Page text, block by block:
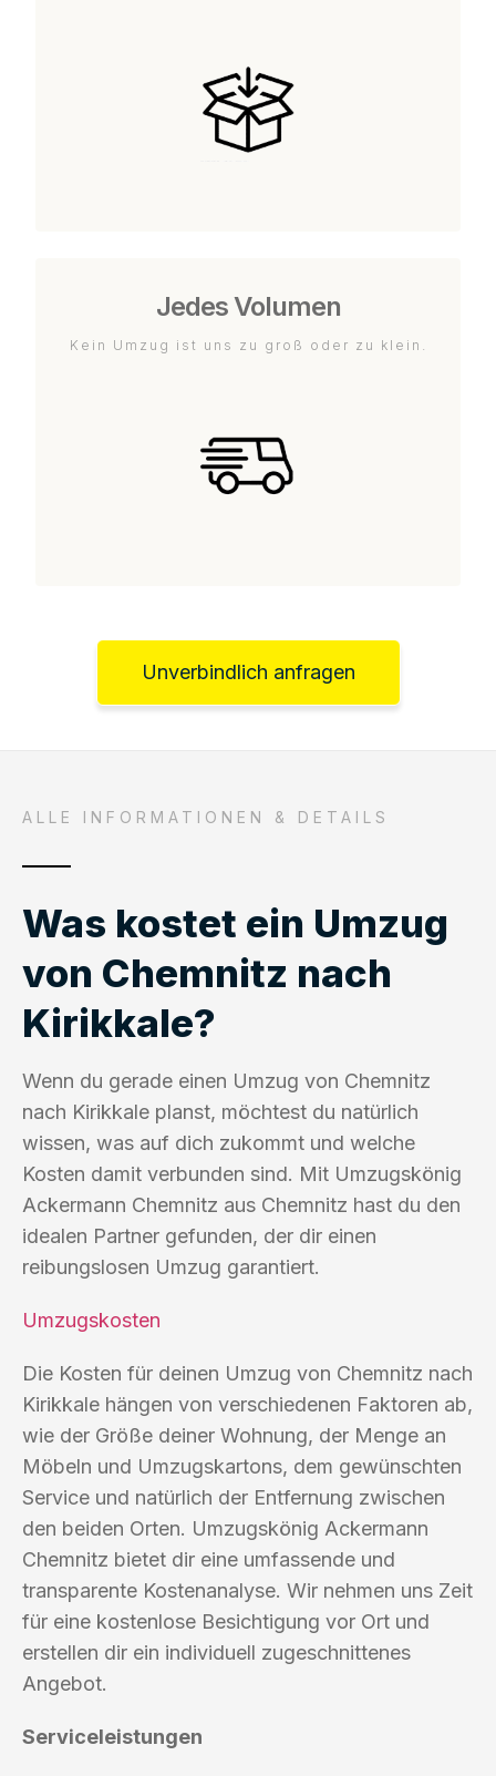
Jedes Volumen
Kein Umzug ist uns zu groß oder zu klein.
Unverbindlich anfragen
ALLE INFORMATIONEN & DETAILS
Was kostet ein Umzug
von Chemnitz nach
Kirikkale?
Wenn du gerade einen Umzug von Chemnitz
nach Kirikkale planst, möchtest du natürlich
wissen, was auf dich zukommt und welche
Kosten damit verbunden sind. Mit Umzugskönig
Ackermann Chemnitz aus Chemnitz hast du den
idealen Partner gefunden, der dir einen
reibungslosen Umzug garantiert.
Umzugskosten
Die Kosten für deinen Umzug von Chemnitz nach
Kirikkale hängen von verschiedenen Faktoren ab,
wie der Größe deiner Wohnung, der Menge an
Möbeln und Umzugskartons, dem gewünschten
Service und natürlich der Entfernung zwischen
den beiden Orten. Umzugskönig Ackermann
Chemnitz bietet dir eine umfassende und
transparente Kostenanalyse. Wir nehmen uns Zeit
für eine kostenlose Besichtigung vor Ort und
erstellen dir ein individuell zugeschnittenes
Angebot.
Serviceleistungen